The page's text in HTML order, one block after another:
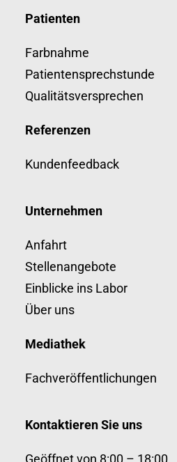
Patienten
Farbnahme
Patientensprechstunde
Qualitätsversprechen
Referenzen
Kundenfeedback
Unternehmen
Anfahrt
Stellenangebote
Einblicke ins Labor
Über uns
Mediathek
Fachveröffentlichungen
Kontaktieren Sie uns
Geöffnet von 8:00 – 18:00